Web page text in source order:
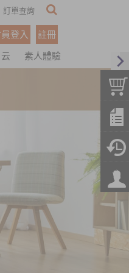
訂單查詢
登入
註冊
素人體驗